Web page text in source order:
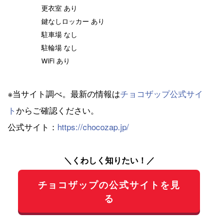
更衣室 あり
鍵なしロッカー あり
駐車場 なし
駐輪場 なし
WiFi あり
※当サイト調べ。最新の情報はチョコザップ公式サイ
ト からご確認ください。
公式サイト： https://chocozap.jp/
＼くわしく知りたい！／
チョコザップの公式サイトを見
る